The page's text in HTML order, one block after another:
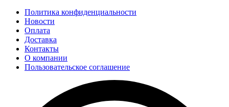
Политика конфиденциальности
Новости
Оплата
Доставка
Контакты
О компании
Пользовательское соглашение